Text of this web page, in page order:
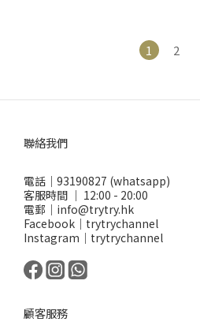
1 2
聯絡我們
電話｜93190827 (whatsapp)
客服時間 ｜ 12:00 - 20:00
電郵｜info@trytry.hk
Facebook｜trytrychannel
Instagram｜trytrychannel
顧客服務